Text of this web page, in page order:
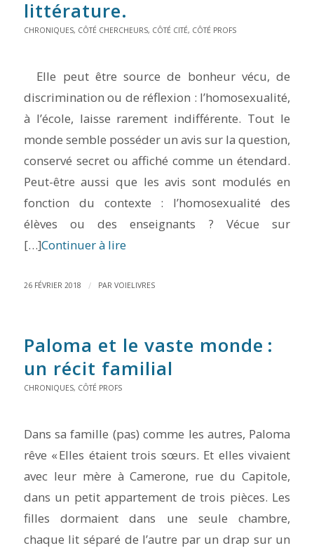
littérature.
CHRONIQUES, CÔTÉ CHERCHEURS, CÔTÉ CITÉ, CÔTÉ PROFS
Elle peut être source de bonheur vécu, de
discrimination ou de réflexion : l’homosexualité,
à l’école, laisse rarement indifférente. Tout le
monde semble posséder un avis sur la question,
conservé secret ou affiché comme un étendard.
Peut-être aussi que les avis sont modulés en
fonction du contexte : l’homosexualité des
élèves ou des enseignants ? Vécue sur
[…]Continuer à lire
26 FÉVRIER 2018 / PAR VOIELIVRES
Paloma et le vaste monde :
un récit familial
CHRONIQUES, CÔTÉ PROFS
Dans sa famille (pas) comme les autres, Paloma
rêve « Elles étaient trois sœurs. Et elles vivaient
avec leur mère à Camerone, rue du Capitole,
dans un petit appartement de trois pièces. Les
filles dormaient dans une seule chambre,
chaque lit séparé de l’autre par un drap sur un